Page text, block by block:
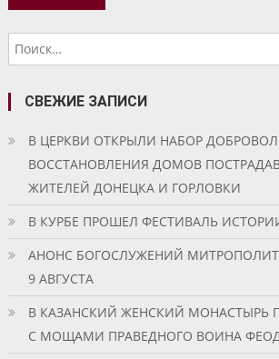
по
записям
СВЕЖИЕ ЗАПИСИ
В ЦЕРКВИ ОТКРЫЛИ НАБОР
ВОССТАНОВЛЕНИЯ ДОМОВ
ЖИТЕЛЕЙ ДОНЕЦКА И ГОРЛОВКИ
В КУРБЕ ПРОШЕЛ ФЕСТИВАЛЬ
АНОНС БОГОСЛУЖЕНИЙ
9 АВГУСТА
В КАЗАНСКИЙ ЖЕНСКИЙ МОНАСТЫРЬ
С МОЩАМИ ПРАВЕДНОГО ВОИНА